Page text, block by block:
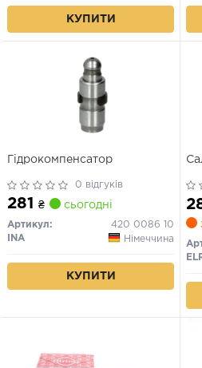
КУПИТИ
Гідрокомпенсатор
0 відгуків
281 ₴ сьогодні
Артикул:
420 0086 10
INA
Німеччина
КУПИТИ